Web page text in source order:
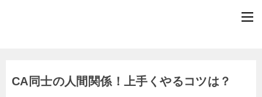
CA同士の人間関係！上手くやるコツは？